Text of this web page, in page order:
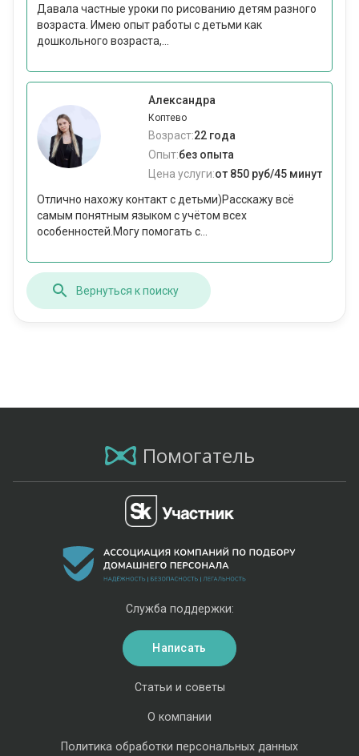
Давала частные уроки по рисованию детям разного
возраста. Имею опыт работы с детьми как
дошкольного возраста,...
Александра
Коптево
Возраст:22 года
Опыт:без опыта
Цена услуги:от 850 руб/45 минут
Отлично нахожу контакт с детьми)Расскажу всё
самым понятным языком с учётом всех
особенностей.Могу помогать с...
Вернуться к поиску
Помогатель
Статьи и советы
О компании
Политика обработки персональных данных
Служба поддержки:
Написать